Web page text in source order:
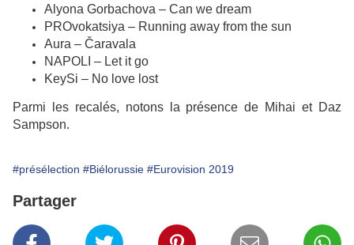
Alyona Gorbachova – Can we dream
PROvokatsiya – Running away from the sun
Aura – Čaravala
NAPOLI – Let it go
KeySi – No love lost
Parmi les recalés, notons la présence de Mihai et Daz
Sampson.
#présélection #Biélorussie #Eurovision 2019
Partager